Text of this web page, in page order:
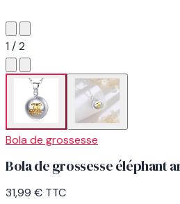
1 / 2
Bola de grossesse
Bola de grossesse éléphant
31,99 € TTC